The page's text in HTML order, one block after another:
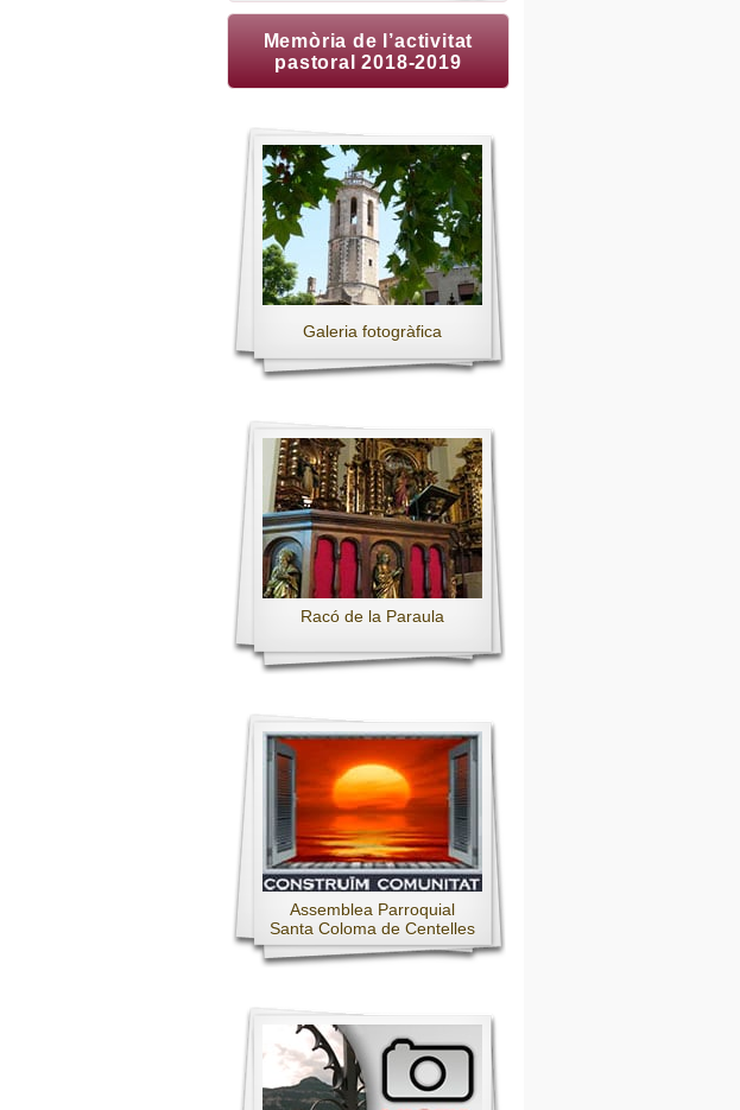
Memòria de l’activitat
pastoral 2018-2019
Galeria fotogràfica
Racó de la Paraula
Assemblea Parroquial
Santa Coloma de Centelles